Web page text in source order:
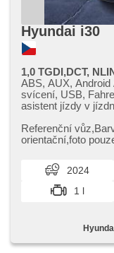
Hyundai i30
1,0 TGDI,DCT,
ABS, AUX, Android
svícení, USB,
asistent jízdy v
Warnflutlicht,
Zentralverriegelung
Leuchten, digitální
deska, dotykové
Seitenscheiben,
Uhr Spur,
Fahrkamera,
Referenční
orientační,​foto
2024
1 l